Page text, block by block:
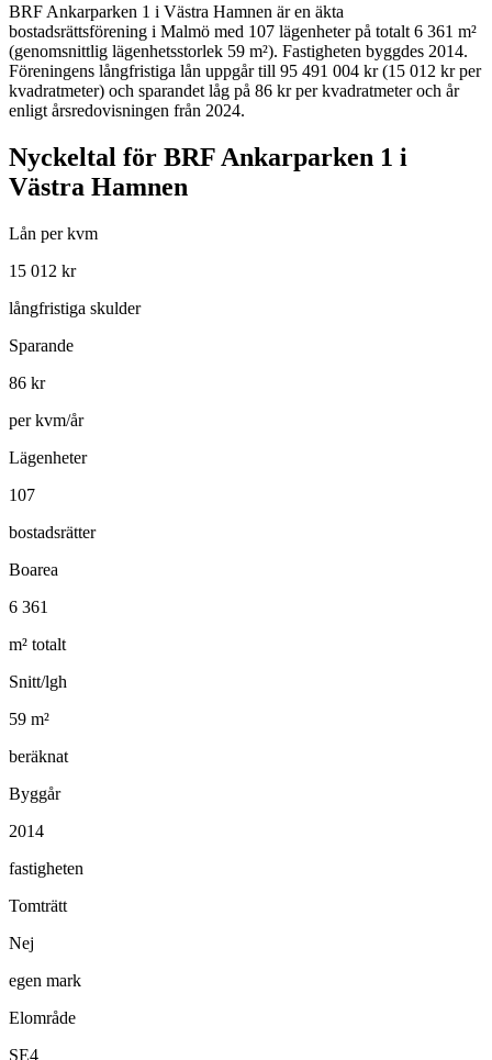
BRF Ankarparken 1 i Västra Hamnen är en äkta
bostadsrättsförening i Malmö med 107 lägenheter på totalt 6 361 m²
(genomsnittlig lägenhetsstorlek 59 m²). Fastigheten byggdes 2014.
Föreningens långfristiga lån uppgår till 95 491 004 kr (15 012 kr per
kvadratmeter) och sparandet låg på 86 kr per kvadratmeter och år
enligt årsredovisningen från 2024.
Nyckeltal för BRF Ankarparken 1 i
Västra Hamnen
Lån per kvm
15 012 kr
långfristiga skulder
Sparande
86 kr
per kvm/år
Lägenheter
107
bostadsrätter
Boarea
6 361
m² totalt
Snitt/lgh
59 m²
beräknat
Byggår
2014
fastigheten
Tomträtt
Nej
egen mark
Elområde
SE4